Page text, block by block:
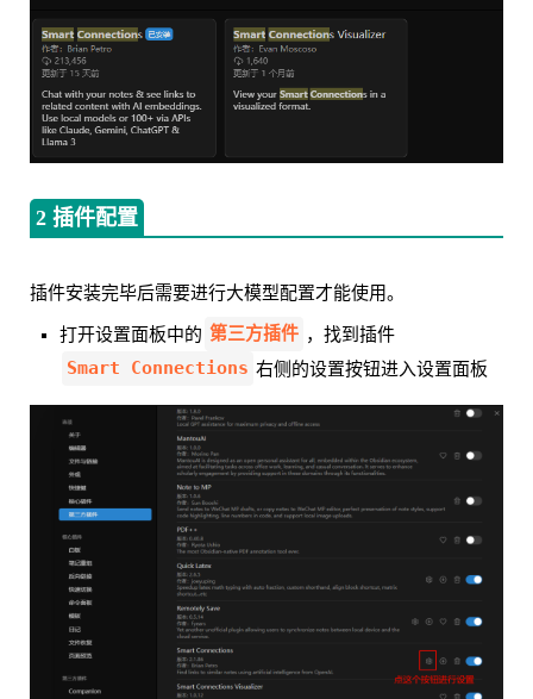
2 插件配置
插件安装完毕后需要进行大模型配置才能使用。
打开设置面板中的 第三方插件 ，找到插件
Smart Connections 右侧的设置按钮进入设置面板